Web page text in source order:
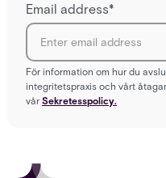
Email address*
För information om hur du
integritetspraxis och vårt
vår Sekretesspolicy.